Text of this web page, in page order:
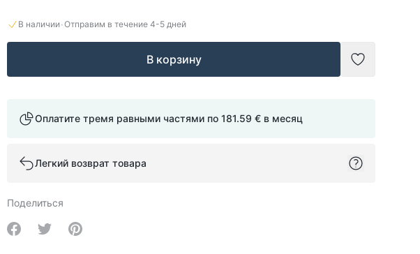
В наличии·Отправим в течение 4-5 дней
В корзину
Добавить
Оплатите тремя равными частями по 181.59 € в месяц
Легкий возврат товара
Поделиться
Share on Facebook
Share on Twitter
Share on Pinterest